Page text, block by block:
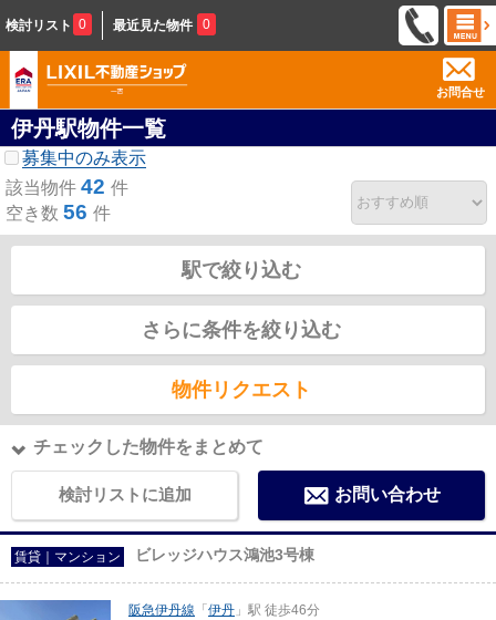
検討リスト 0 最近見た物件 0
お問合せ
伊丹駅物件一覧
募集中のみ表示
該当物件 42 件
空き数 56 件
駅で絞り込む
さらに条件を絞り込む
物件リクエスト
チェックした物件をまとめて
検討リストに追加 お問い合わせ
賃貸｜マンション ビレッジハウス鴻池3号棟
阪急伊丹線 「 伊丹 」駅 徒歩46分